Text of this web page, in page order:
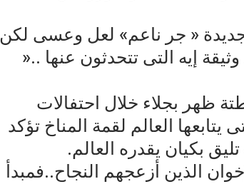
جديدة « جر ناعم» لعل وعسى لكن
إيه التى تتحدثون عنها ..«
ظهر بجلاء خلال احتفالات
يتابعها العالم لقمة المناخ تؤكد
بكيان يقدره العالم.
الذين أزعجهم النجاح..فمبدأ